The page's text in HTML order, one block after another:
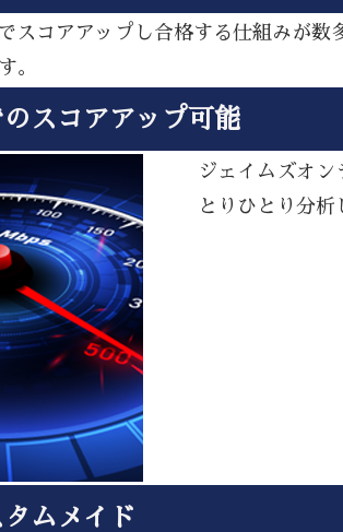
スコアアップし合格する仕組みが
。
スコアアップ可能
ジェイムズオ
とりひとり分
ムメイド